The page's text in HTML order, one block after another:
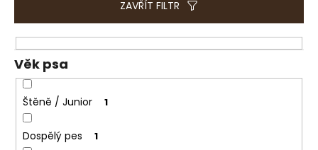
í
p
r
o
d
u
k
ZAVŘÍT FILTR
Věk psa
Štěně / Junior 1
Dospělý pes 1
t
ř
e
b
u
e